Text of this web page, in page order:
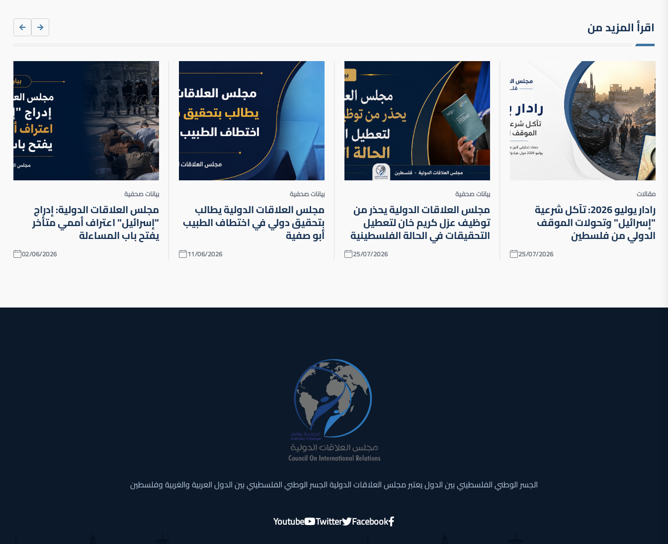
قرار "الاتحاد من أجل السلام" أداة الأمم المتحدة لتجاوز شلل مجلس الأمن
في الشتاء والصيف.. "رحلات فاخرة" ترسخ سردية إسرائيل في الكونجرس الأميركي
حرب المواني.. كيف تهدّد النقابات الأوروبية صناعة السلاح الإسرائيلية؟
تعريف "معاداة السامية": سلاح قانوني لتبرير الإبادة الجماعية
المساعدات الأمريكية في غزة: سلاح ناعم في حرب الإبادة الجماعية
رادار يوليو 2026: تآكل شرعية "إسرائيل" وتحولات الموقف الدولي من فلسطين
اقرأ المزيد من
مقالات
رادار يوليو 2026: تآكل شرعية
"إسرائيل" وتحولات الموقف
الدولي من فلسطين
25/07/2026
بيانات صحفية
مجلس العلاقات الدولية يحذر من
توظيف عزل كريم خان لتعطيل
التحقيقات في الحالة الفلسطينية
25/07/2026
بيانات صحفية
مجلس العلاقات الدولية يطالب
بتحقيق دولي في اختطاف الطبيب
أبو صفية
11/06/2026
بيانات صحفية
مجلس العلاقات الدولية: إدراج
"إسرائيل" اعتراف أممي متأخر
يفتح باب المساءلة
02/06/2026
الجسر الوطني الفلسطيني بين الدول يعتبر مجلس العلاقات الدولية الجسر الوطني الفلسطيني بين الدول العربية والغربية وفلسطين
Facebook
Twitter
Youtube